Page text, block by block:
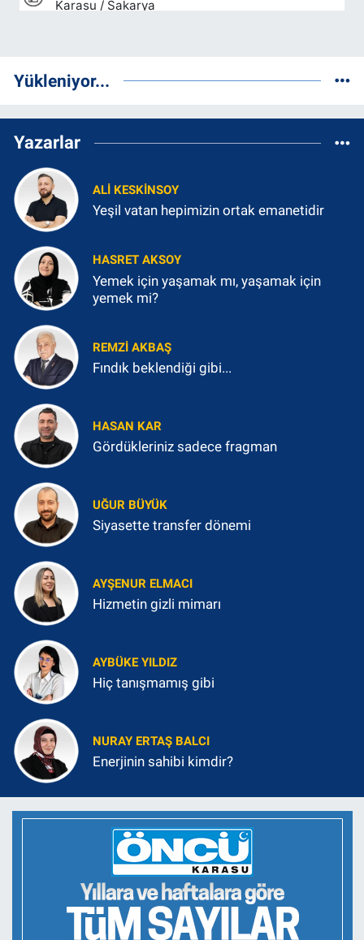
Yükleniyor...
Yazarlar
ALI KESKINSOY
Yeşil vatan hepimizin ortak emanetidir
HASRET AKSOY
Yemek için yaşamak mı, yaşamak için
yemek mi?
REMZI AKBAŞ
Fındık beklendiği gibi...
HASAN KAR
Gördükleriniz sadece fragman
UĞUR BÜYÜK
Siyasette transfer dönemi
AYŞENUR ELMACI
Hizmetin gizli mimarı
AYBÜKE YILDIZ
Hiç tanışmamış gibi
NURAY ERTAŞ BALCI
Enerjinin sahibi kimdir?